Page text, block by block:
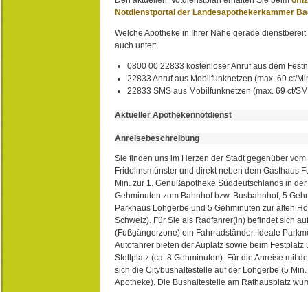
Notdienstportal der Landesapothekerkammer
Welche Apotheke in Ihrer Nähe gerade
auch unter:
0800 00 22833 kostenloser Anruf aus dem
22833 Anruf aus Mobilfunknetzen (max. 69 ct/
22833 SMS aus Mobilfunknetzen (max. 69 ct/
Aktueller Apothekennotdienst
Anreisebeschreibung
Sie finden uns im Herzen der Stadt gegenüber
Fridolinsmünster und direkt neben dem Gasthaus
Min. zur 1. Genußapotheke Süddeutschlands in
Gehminuten zum Bahnhof bzw. Busbahnhof, 5
Parkhaus Lohgerbe und 5 Gehminuten zur alten
Schweiz). Für Sie als Radfahrer(in) befindet sich
(Fußgängerzone) ein Fahrradständer. Ideale
Autofahrer bieten der Auplatz sowie beim Festplatz
Stellplatz (ca. 8 Gehminuten). Für die Anreise mit
sich die Citybushaltestelle auf der Lohgerbe (5
Apotheke). Die Bushaltestelle am Rathausplatz